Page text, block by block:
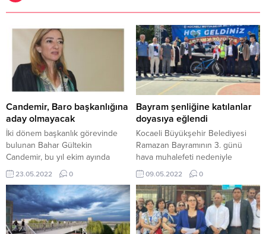
Candemir, Baro başkanlığına
aday olmayacak
İki dönem başkanlık görevinde
bulunan Bahar Gültekin
Candemir, bu yıl ekim ayında
yapılması planlanan Kocaeli
Barosu genel kurulunda, aday
olmayacağını açıkladı. Sosyal
medya hesabından bir açıklama
yapan Candemir şu ifadelere yer
verdi: “Mensubu olmaktan büyük
23.05.2022 0
Bayram şenliğine katılanlar
doyasıya eğlendi
Kocaeli Büyükşehir Belediyesi
Ramazan Bayramının 3. günü
hava muhalefeti nedeniyle
yapamadığı ‘Bu bayram Köyümde
Şenlik Var’ etkinliğini Kulmahmut
Horozum Köyünde gerçekleştirdi.
İzmit’in Çocukları Dostluk
Grubunun ev sahipliğinde
Büyükşehir Belediyesi’nin
09.05.2022 0